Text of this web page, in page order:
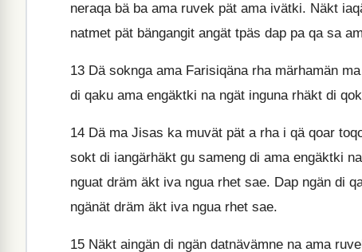
neraqa bä ba ama ruvek pät ama ivätki. Näkt
natmet pät bängangit angät tpäs dap pa qa sa
13 Dä soknga ama Farisiqäna rha märhamän
di qaku ama engäktki na ngät inguna rhäkt di
14 Dä ma Jisas ka muvät pät a rha i qä qoar
sokt di iangärhäkt gu sameng di ama engäktki
nguat dräm äkt iva ngua rhet sae. Dap ngän di
ngänät dräm äkt iva ngua rhet sae.
15 Näkt aingän di ngän datnävämne na ama